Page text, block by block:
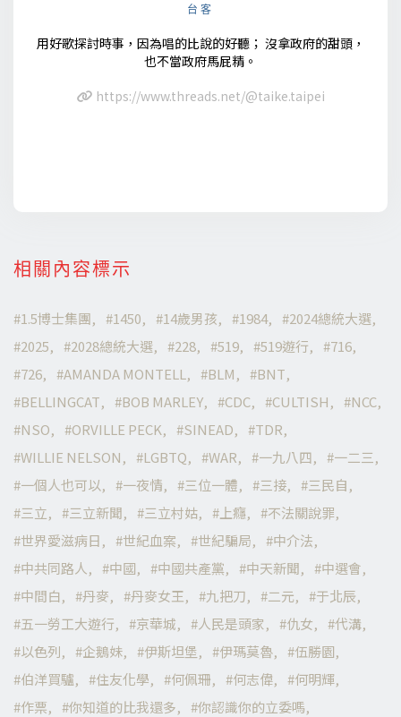
台客
用好歌探討時事，因為唱的比說的好聽； 沒拿政府的甜頭，
也不當政府馬屁精。
https://www.threads.net/@taike.taipei
相關內容標示
1.5博士集團 1450 14歲男孩 1984
2024總統大選
2025
2028總統大選 228 519 519遊行
716
726
AMANDA MONTELL BLM
BNT
BELLINGCAT
BOB MARLEY CDC CULTISH
NCC
NSO
ORVILLE PECK SINEAD
TDR
WILLIE NELSON
LGBTQ WAR 一九八四
一二三
一個人也可以
一夜情 三位一體 三接
三民自
三立
三立新聞 三立村姑 上癮
不法關說罪
世界愛滋病日
世紀血案 世紀騙局
中介法
中共同路人
中國 中國共產黨 中天新聞
中選會
中間白
丹麥 丹麥女王 九把刀 二元
于北辰
五一勞工大遊行
京華城 人民是頭家 仇女
代溝
以色列
企鵝妹 伊斯坦堡 伊瑪莫魯
伍勝園
伯洋買驢
住友化學 何佩珊 何志偉
何明輝
作票
你知道的比我還多
你認識你的立委嗎